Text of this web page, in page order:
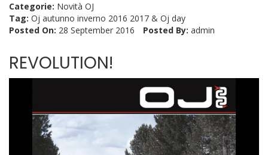
Categorie: Novità OJ
Tag: Oj autunno inverno 2016 2017 & Oj day
Posted On: 28 September 2016 Posted By: admin
REVOLUTION!